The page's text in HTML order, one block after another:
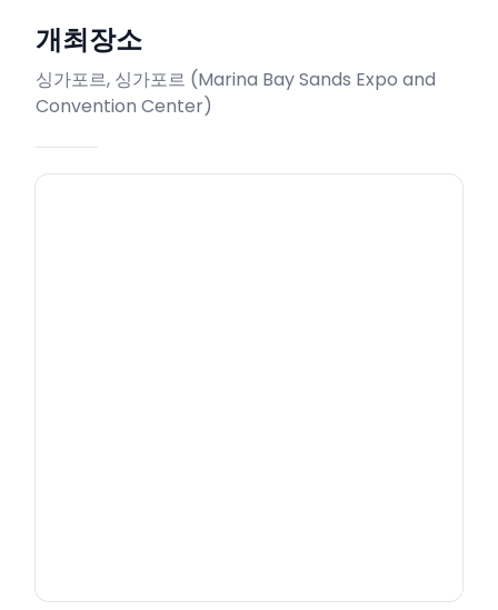
개최장소
싱가포르, 싱가포르 (Marina Bay Sands Expo and
Convention Center)